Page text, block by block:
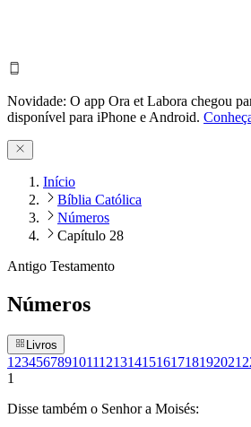
Novidade: O app Ora et Labora chegou
disponível para iPhone e Android.
Início
Bíblia Católica
Números
Capítulo 28
Antigo Testamento
Números
Livros
1 23456789101112131415161718192021
1
Disse também o Senhor a Moisés: